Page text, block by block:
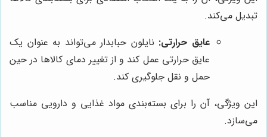
تبدیل می‌کند.
عایق حرارتی: نایلون حبابدار می‌تواند به عنوان یک
عایق حرارتی عمل کند و از تغییر دمای کالاها در حین
حمل و نقل جلوگیری کند.
این ویژگی، آن را برای بسته‌بندی مواد غذایی و دارویی مناسب
می‌سازد.